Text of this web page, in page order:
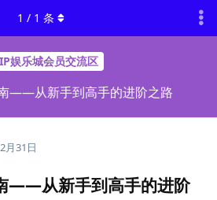
娱乐城会员交流区
——从新手到高手的进阶之路
1 / 1 条
月31日
——从新手到高手的进阶